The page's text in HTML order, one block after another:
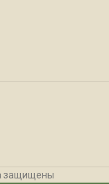
защищены